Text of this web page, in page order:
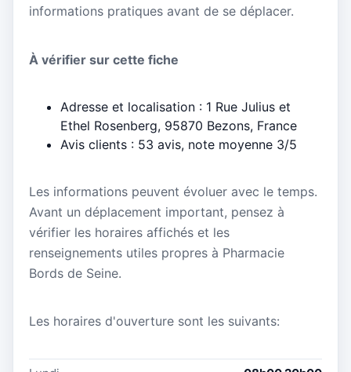
informations pratiques avant de se déplacer.
À vérifier sur cette fiche
Adresse et localisation : 1 Rue Julius et
Ethel Rosenberg, 95870 Bezons, France
Avis clients : 53 avis, note moyenne 3/5
Les informations peuvent évoluer avec le temps.
Avant un déplacement important, pensez à
vérifier les horaires affichés et les
renseignements utiles propres à Pharmacie
Bords de Seine.
Les horaires d'ouverture sont les suivants: